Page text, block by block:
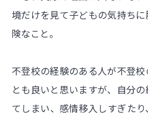
境だけを見て子どもの気持ち
険なこと。
不登校の経験のある人が不登
とも良いと思いますが、自分
てしまい、感情移入しすぎた